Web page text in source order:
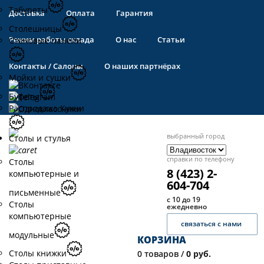
Доставка Оплата Гарантия
Режим работы склада О нас Статьи
Контакты / Салоны О наших партнёрах
выбранный город
справки по телефону
8 (423) 2-
604-704
с 10 до 19
ежедневно
связаться с нами
КОРЗИНА
0 товаров / 0 руб.
Табуреты
Столешницы
Стеновые панели
Мойки и сушки
Буфеты
Распродажа Кухни
Столы и стулья
Столы
компьютерные и
письменные
Столы
компьютерные
модульные
Столы книжки